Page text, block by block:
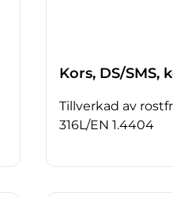
Kors, DS/SMS,
Tillverkad av
316L/EN 1.4404